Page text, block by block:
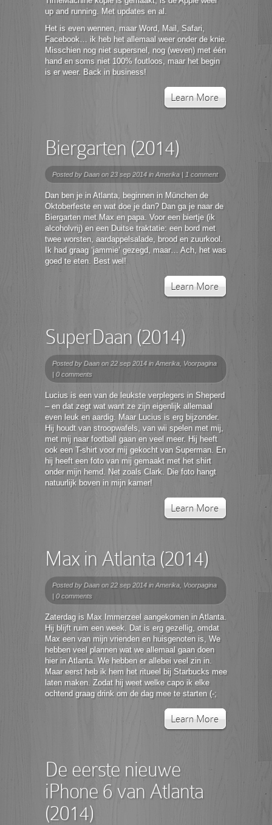
up and running. Met updates en al.
Het is even wennen, maar Word, Mail, Safari,
Facebook… ik heb het allemaal weer onder de knie.
Misschien nog niet supersnel, nog (weven) met één
hand en soms niet 100% foutloos, maar het begin
is er weer. Back in business!
Learn More
Biergarten (2014)
Posted by Daan on 23 sep 2014 in Amerika | 1 comment
Dan ben je in Atlanta, beginnen in München de
Oktoberfeste en wat doe je dan? Dan ga je naar de
Biergarten met Max en papa. Voor een biertje (ik
alcoholvrij) en een Duitse traktatie: een bord met
twee worsten, aardappelsalade, brood en zuurkool.
Ik had graag ‘jammie’ gezegd, maar… Ach, het was
goed te eten. Best wel!
Learn More
SuperDaan (2014)
Posted by Daan on 22 sep 2014 in Amerika Voorpagina
| 0 comments
Lucius is een van de leukste verplegers in Sheperd
– en dat zegt wat want ze zijn eigenlijk allemaal
even leuk en aardig. Maar Lucius is erg bijzonder.
Hij houdt van stroopwafels, van wii spelen met mij,
met mij naar football gaan en veel meer. Hij heeft
ook een T-shirt voor mij gekocht van Superman. En
hij heeft een foto van mij gemaakt met het shirt
onder mijn hemd. Net zoals Clark. Die foto hangt
natuurlijk boven in mijn kamer!
Learn More
Max in Atlanta (2014)
Posted by Daan on 22 sep 2014 in Amerika, Voorpagina
| 0 comments
Zaterdag is Max Immerzeel aangekomen in Atlanta.
Hij blijft ruim een week. Dat is erg gezellig, omdat
Max een van mijn vrienden en huisgenoten is, We
hebben veel plannen wat we allemaal gaan doen
hier in Atlanta. We hebben er allebei veel zin in.
Maar eerst heb ik hem het ritueel bij Starbucks mee
laten maken. Zodat hij weet welke capo ik elke
ochtend graag drink om de dag mee te starten (-;
Learn More
De eerste nieuwe
iPhone 6 van Atlanta
(2014)